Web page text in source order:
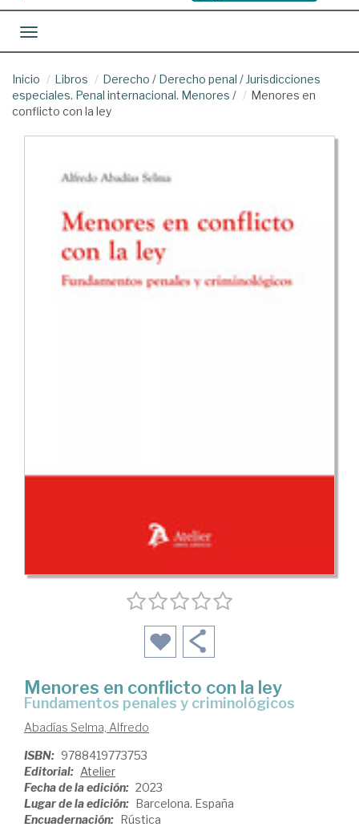
Toggle navigation
Inicio Libros Derecho / Derecho penal / Jurisdicciones
especiales. Penal internacional. Menores /
Menores en
conflicto con la ley
Menores en conflicto con la ley
Fundamentos penales y criminológicos
Abadías Selma, Alfredo
ISBN: 9788419773753
Editorial: Atelier
Fecha de la edición: 2023
Lugar de la edición: Barcelona. España
Encuadernación: Rústica